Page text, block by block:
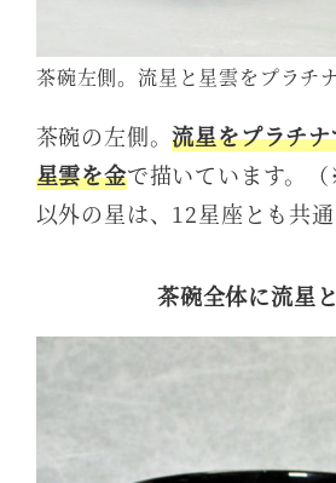
茶碗左側。流星と星雲をプラチ
茶碗の左側。流星をプラチ
星雲を金で描いています。
以外の星は、12星座とも共通
茶碗全体に流星